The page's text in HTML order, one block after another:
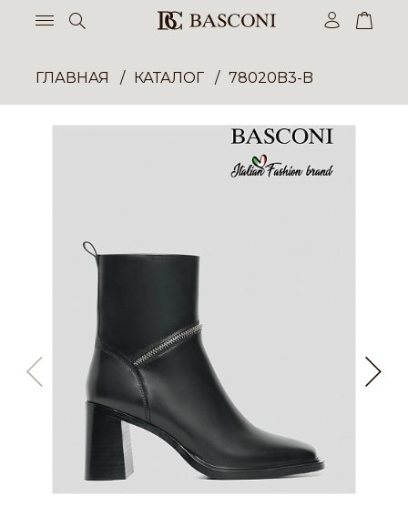
ГЛАВНАЯ КАТАЛОГ 78020B3-B